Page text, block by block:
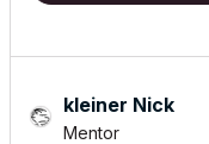
kleiner Nick
Mentor